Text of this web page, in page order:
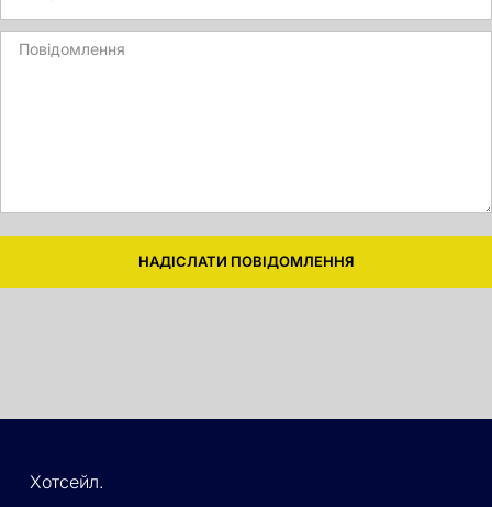
НАДІСЛАТИ ПОВІДОМЛЕННЯ
Хотсейл.